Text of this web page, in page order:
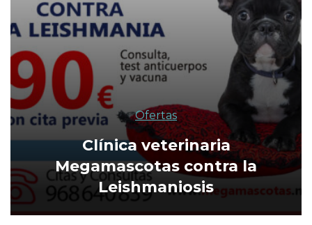
Ofertas
Clínica veterinaria
Megamascotas contra la
Leishmaniosis